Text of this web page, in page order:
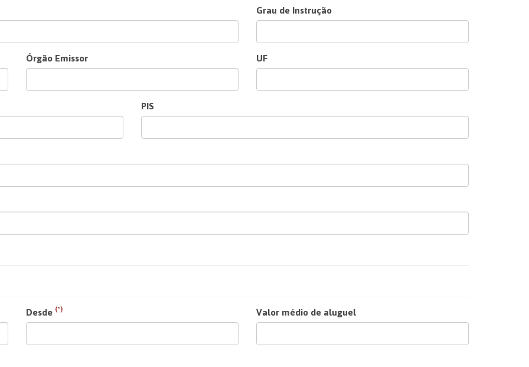
Grau de Instrução
Órgão Emissor UF
PIS
Desde (*) Valor médio de aluguel